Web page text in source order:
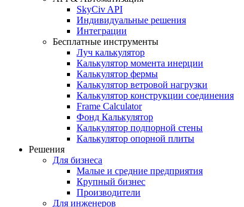
SkyCiv API
Индивидуальные решения
Интеграции
Бесплатные инструменты
Луч калькулятор
Калькулятор момента инерции
Калькулятор фермы
Калькулятор ветровой нагрузки
Калькулятор конструкции соединения
Frame Calculator
Фонд Калькулятор
Калькулятор подпорной стены
Калькулятор опорной плиты
Решения
Для бизнеса
Малые и средние предприятия
Крупный бизнес
Производители
Для инженеров